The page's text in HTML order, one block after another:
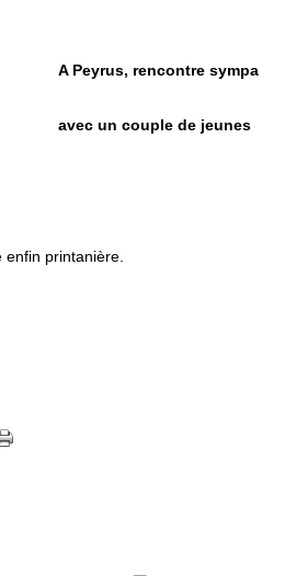
A Peyrus, rencontre sympa
de jeunes
printanière.